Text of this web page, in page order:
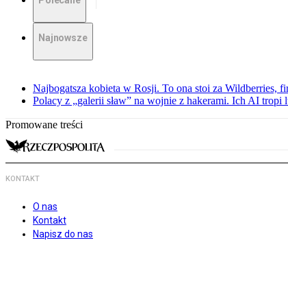
Najnowsze
Najbogatsza kobieta w Rosji. To ona stoi za Wildberries,
Polacy z „galerii sław” na wojnie z hakerami. Ich AI tropi
Promowane treści
KONTAKT
O nas
Kontakt
Napisz do nas